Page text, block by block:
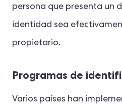
persona que presenta un
identidad sea
propietario.
Programas de
Varios países han